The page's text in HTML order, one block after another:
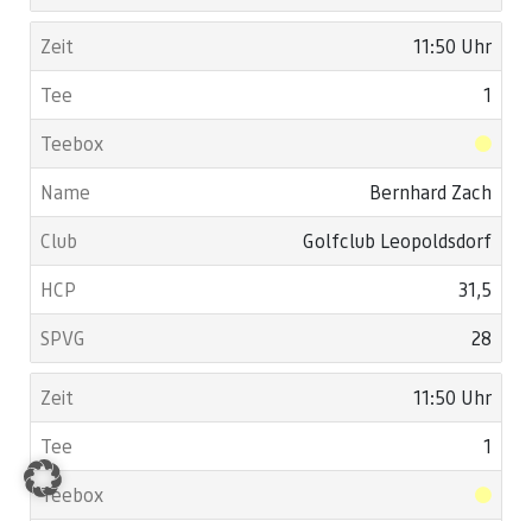
11:50 Uhr
1
Bernhard Zach
Golfclub Leopoldsdorf
31,5
28
11:50 Uhr
1